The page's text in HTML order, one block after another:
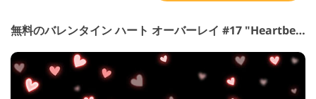
無料のバレンタイン ハート オーバーレイ #17 "Heartbeat"